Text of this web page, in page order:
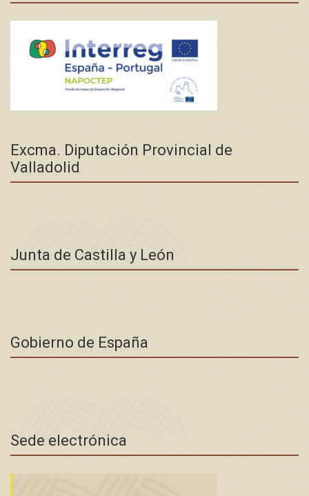
Excma. Diputación Provincial de
Valladolid
Junta de Castilla y León
Gobierno de España
Sede electrónica